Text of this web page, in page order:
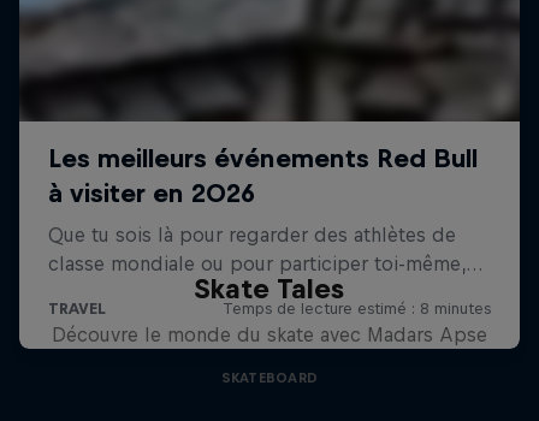
Skate Tales
Découvre le monde du skate avec Madars Apse
SKATEBOARD